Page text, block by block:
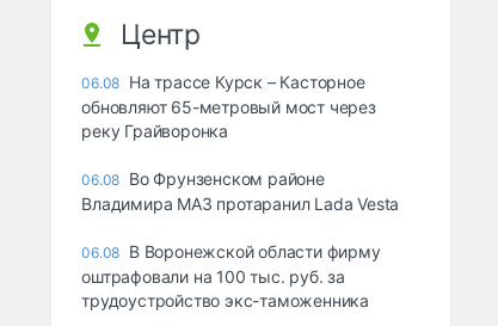
Центр
06.08 На трассе Курск – Касторное
обновляют 65-метровый мост через
реку Грайворонка
06.08 Во Фрунзенском районе
Владимира МАЗ протаранил Lada Vesta
06.08 В Воронежской области фирму
оштрафовали на 100 тыс. руб. за
трудоустройство экс-таможенника